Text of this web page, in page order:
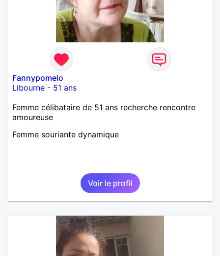
Fannypomelo
Libourne - 51 ans
Femme célibataire de 51 ans recherche rencontre
amoureuse
Femme souriante dynamique
Voir le profil